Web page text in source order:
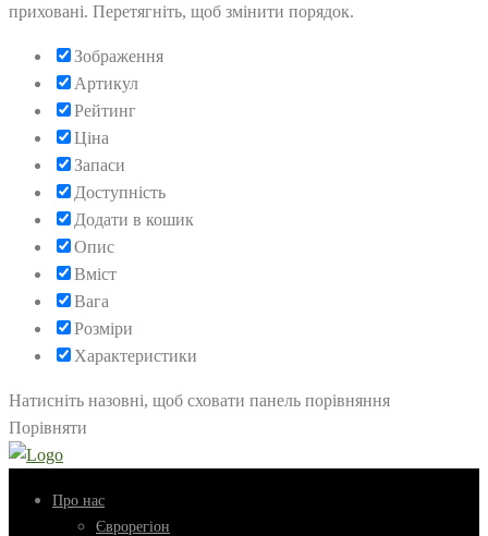
приховані. Перетягніть, щоб змінити порядок.
Зображення
Артикул
Рейтинг
Ціна
Запаси
Доступність
Додати в кошик
Опис
Вміст
Вага
Розміри
Характеристики
Натисніть назовні, щоб сховати панель порівняння
Порівняти
Про нас
Єврорегіон